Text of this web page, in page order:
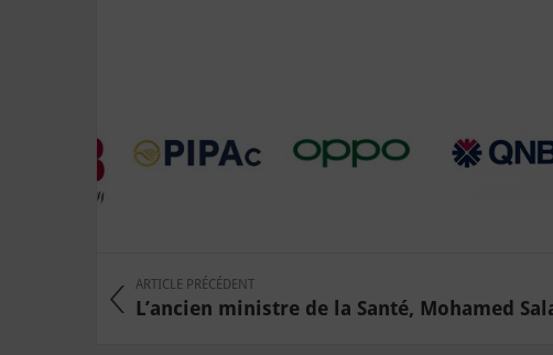
ARTICLE PRÉCÉDENT
L’ancien ministre de la Santé, Mohamed